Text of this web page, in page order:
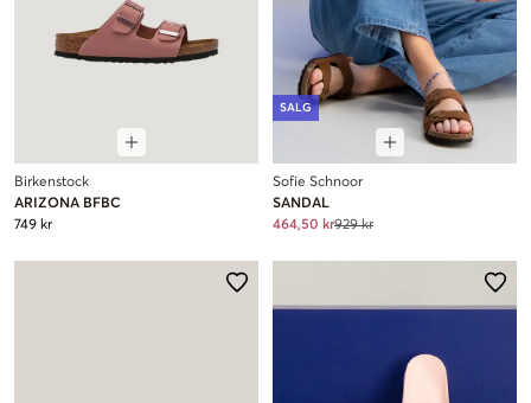
Birkenstock
ARIZONA BFBC
749 kr
SALG
Sofie Schnoor
SANDAL
464,50 kr929 kr